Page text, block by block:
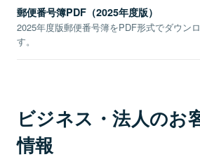
郵便番号簿PDF（2025年度版）
2025年度版郵便番号簿をPDF形式でダウン
す。
ビジネス・法人のお
情報